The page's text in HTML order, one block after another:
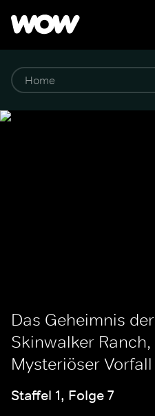
Das Geheimnis der
Skinwalker Ranch,
Mysteriöser Vorfall
Staffel 1, Folge 7